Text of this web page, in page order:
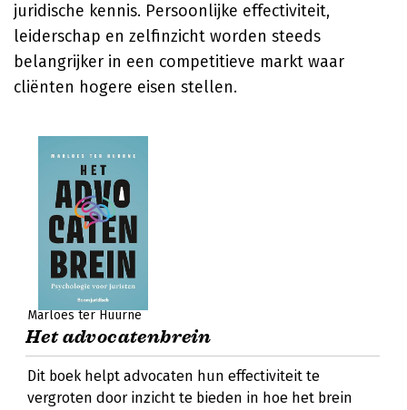
juridische kennis. Persoonlijke effectiviteit,
leiderschap en zelfinzicht worden steeds
belangrijker in een competitieve markt waar
cliënten hogere eisen stellen.
Marloes ter Huurne
Het advocatenbrein
Dit boek helpt advocaten hun effectiviteit te
vergroten door inzicht te bieden in hoe het brein